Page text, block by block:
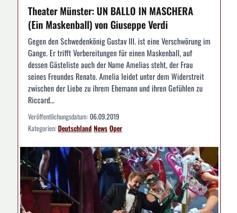
Theater Münster: UN BALLO IN MASCHERA
(Ein Maskenball) von Giuseppe Verdi
Gegen den Schwedenkönig Gustav III. ist eine Verschwörung im
Gange. Er trifft Vorbereitungen für einen Maskenball, auf
dessen Gästeliste auch der Name Amelias steht, der Frau
seines Freundes Renato. Amelia leidet unter dem Widerstreit
zwischen der Liebe zu ihrem Ehemann und ihren Gefühlen zu
Riccard...
Veröffentlichungsdatum:06.09.2019
Kategorien:DeutschlandNewsOper